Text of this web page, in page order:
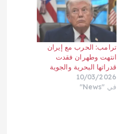
ترامب: الحرب مع إيران
انتهت وطهران فقدت
قدراتها البحرية والجوية
10/03/2026
في "News"